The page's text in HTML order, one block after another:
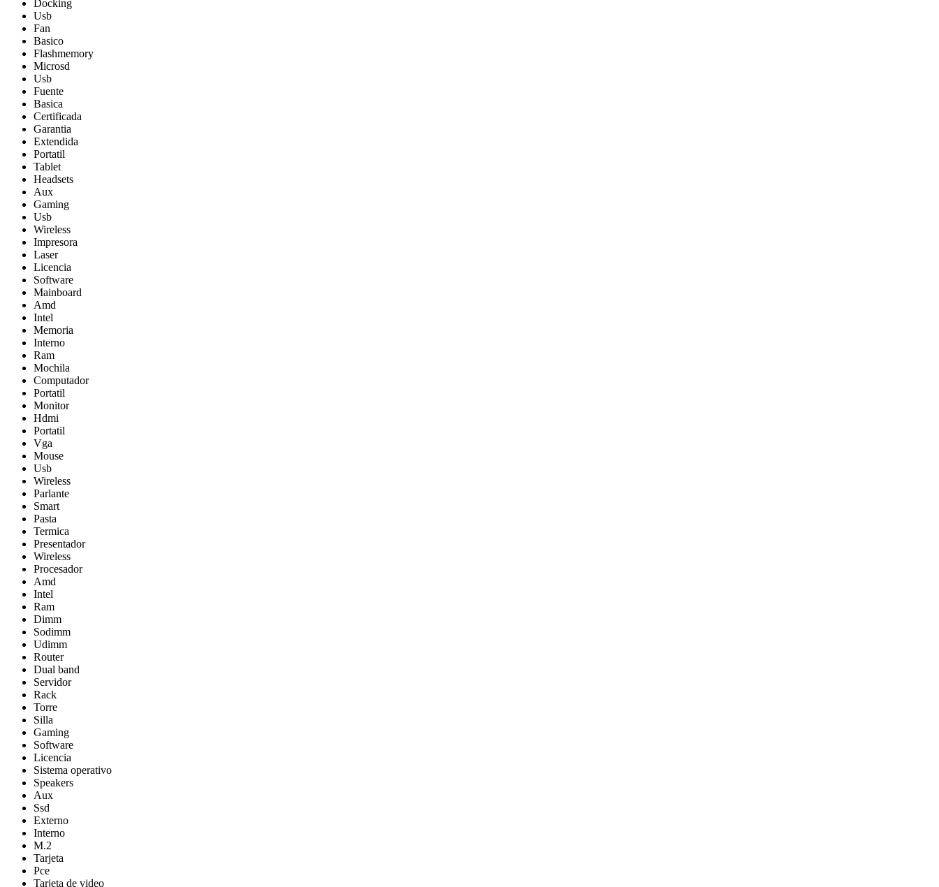
Docking
Usb
Fan
Basico
Flashmemory
Microsd
Usb
Fuente
Basica
Certificada
Garantia
Extendida
Portatil
Tablet
Headsets
Aux
Gaming
Usb
Wireless
Impresora
Laser
Licencia
Software
Mainboard
Amd
Intel
Memoria
Interno
Ram
Mochila
Computador
Portatil
Monitor
Hdmi
Portatil
Vga
Mouse
Usb
Wireless
Parlante
Smart
Pasta
Termica
Presentador
Wireless
Procesador
Amd
Intel
Ram
Dimm
Sodimm
Udimm
Router
Dual band
Servidor
Rack
Torre
Silla
Gaming
Software
Licencia
Sistema operativo
Speakers
Aux
Ssd
Externo
Interno
M.2
Tarjeta
Pce
Tarjeta de video